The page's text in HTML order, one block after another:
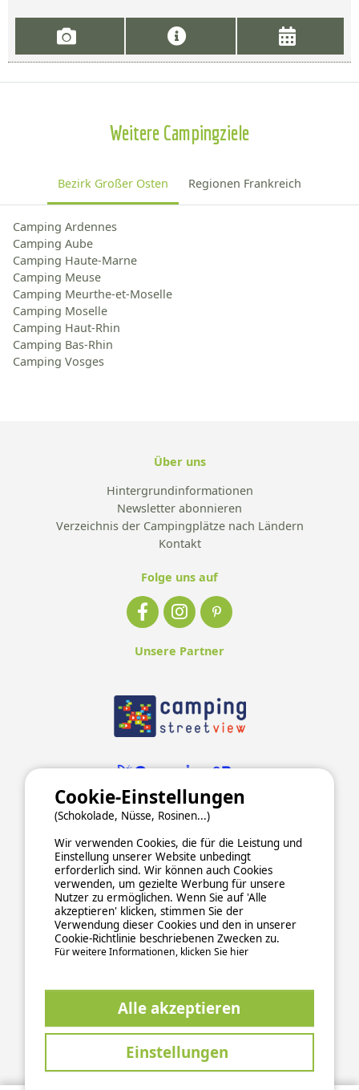
Weitere Campingziele
Bezirk Großer Osten Regionen Frankreich
Camping Ardennes
Camping Aube
Camping Haute-Marne
Camping Meuse
Camping Meurthe-et-Moselle
Camping Moselle
Camping Haut-Rhin
Camping Bas-Rhin
Camping Vosges
Über uns
Hintergrundinformationen
Newsletter abonnieren
Verzeichnis der Campingplätze nach Ländern
Kontakt
Folge uns auf
Unsere Partner
ALLGEMEINE NUTZUNGSBEDINGUNGEN
DATENSCHUTZERKLÄRUNGCOOKIESIMPRESSUM
Sichere und zuverlässige Zahlungsabwicklung
This site is protected by reCAPTCHA and the GooglePrivacy Policy
Cookie-Einstellungen
(Schokolade, Nüsse, Rosinen...)
Wir verwenden Cookies, die für die Leistung und
Einstellung unserer Website unbedingt
erforderlich sind. Wir können auch Cookies
verwenden, um gezielte Werbung für unsere
Nutzer zu ermöglichen. Wenn Sie auf 'Alle
akzeptieren' klicken, stimmen Sie der
Verwendung dieser Cookies und den in unserer
Cookie-Richtlinie beschriebenen Zwecken zu.
Für weitere Informationen, klicken Sie hier
Alle akzeptieren
Einstellungen